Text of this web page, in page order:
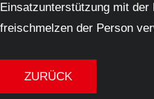
Einsatzunterstützung mit
freischmelzen der Person
ZURÜCK